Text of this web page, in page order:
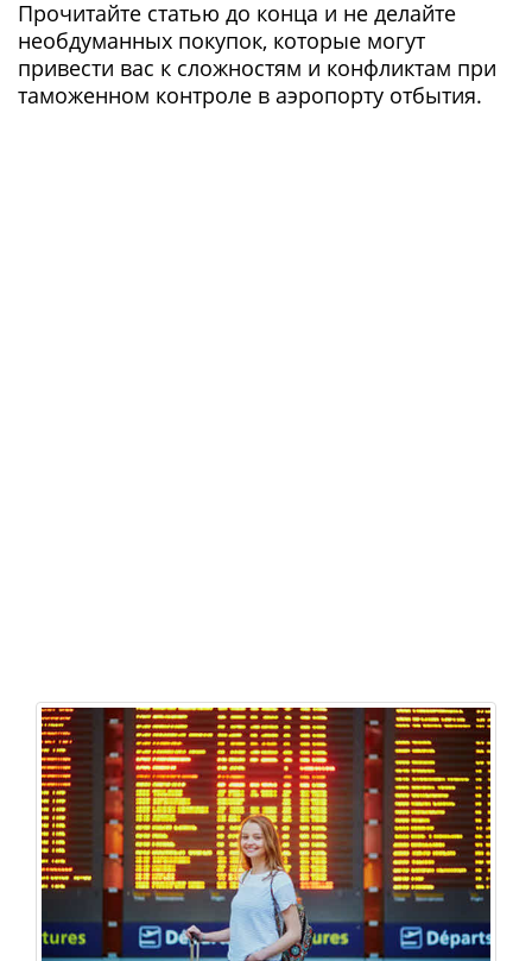
Прочитайте статью до конца и не делайте
необдуманных покупок, которые могут
привести вас к сложностям и конфликтам при
таможенном контроле в аэропорту отбытия.